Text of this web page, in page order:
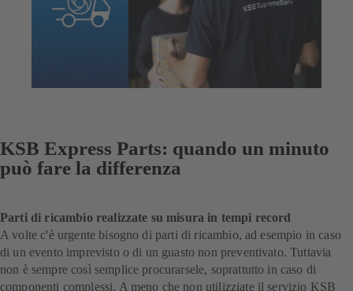
KSB Express Parts: quando un minuto
può fare la differenza
Parti di ricambio realizzate su misura in tempi record
A volte c'è urgente bisogno di parti di ricambio, ad esempio in caso
di un evento imprevisto o di un guasto non preventivato. Tuttavia
non è sempre così semplice procurarsele, soprattutto in caso di
componenti complessi. A meno che non utilizziate il servizio KSB